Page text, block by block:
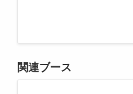
関連ブース